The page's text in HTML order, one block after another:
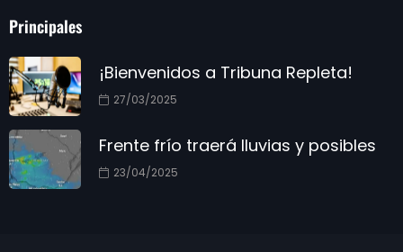
Principales
¡Bienvenidos a Tribuna Repleta!
27/03/2025
Frente frío traerá lluvias y posibles
23/04/2025